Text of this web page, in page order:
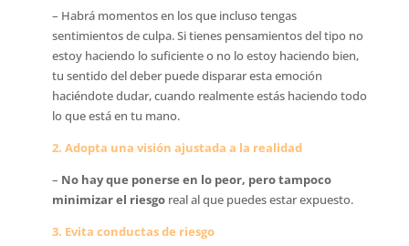
– Habrá momentos en los que incluso tengas
sentimientos de culpa. Si tienes pensamientos del tipo no
estoy haciendo lo suficiente o no lo estoy haciendo bien,
tu sentido del deber puede disparar esta emoción
haciéndote dudar, cuando realmente estás haciendo todo
lo que está en tu mano.
2. Adopta una visión ajustada a la realidad
– No hay que ponerse en lo peor, pero tampoco
minimizar el riesgoreal al que puedes estar expuesto.
3. Evita conductas de riesgo